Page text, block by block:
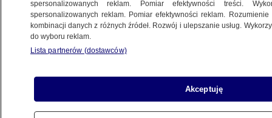
Udostępnij
spersonalizowanych reklam. Pomiar efektywności treści.
spersonalizowanych reklam. Pomiar efektywności reklam.
kombinacji danych z różnych źródeł. Rozwój i ulepszanie usług.
do wyboru reklam.
Lista partnerów (dostawców)
Akceptuję